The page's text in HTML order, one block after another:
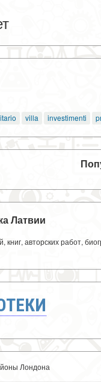
villa investimenti
Латвии
книг, авторских работ,
Лондона